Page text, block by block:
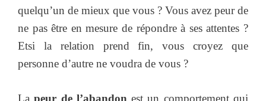
quelqu’un de mieux que vous ? Vous avez peur de
ne pas être en mesure de répondre à ses attentes ?
Etsi la relation prend fin, vous croyez que
personne d’autre ne voudra de vous ?
Lapeur de l’abandon est un comportement qui